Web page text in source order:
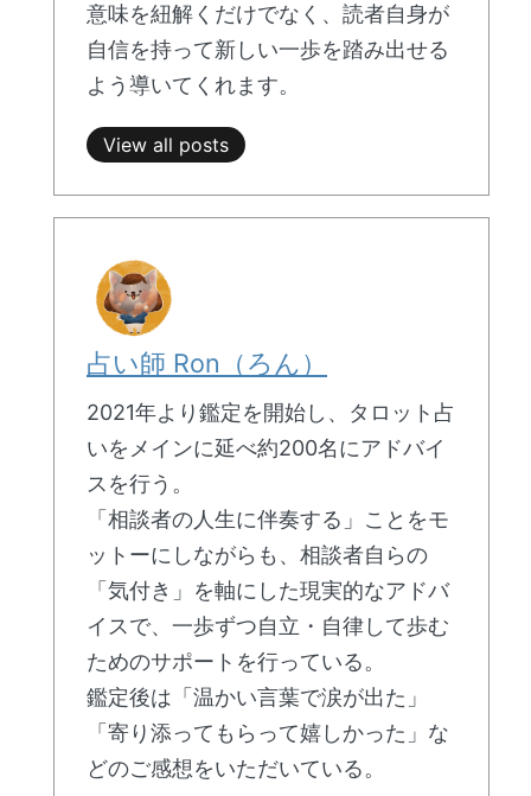
意味を紐解くだけでなく、読者自身が
自信を持って新しい一歩を踏み出せる
よう導いてくれます。
View all posts
占い師 Ron（ろん）
2021年より鑑定を開始し、タロット占
いをメインに延べ約200名にアドバイ
スを行う。
「相談者の人生に伴奏する」ことをモ
ットーにしながらも、相談者自らの
「気付き」を軸にした現実的なアドバ
イスで、一歩ずつ自立・自律して歩む
ためのサポートを行っている。
鑑定後は「温かい言葉で涙が出た」
「寄り添ってもらって嬉しかった」な
どのご感想をいただいている。